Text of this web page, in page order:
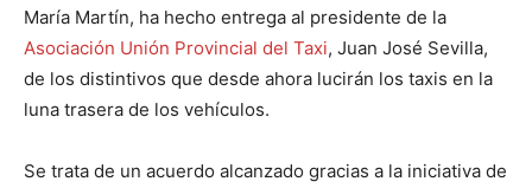
María Martín, ha hecho entrega al presidente de la
Asociación Unión Provincial del Taxi, Juan José Sevilla,
de los distintivos que desde ahora lucirán los taxis en la
luna trasera de los vehículos.
Se trata de un acuerdo alcanzado gracias a la iniciativa de